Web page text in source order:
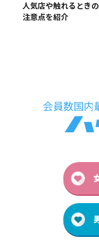
人気店や触れるときの
注意点を紹介